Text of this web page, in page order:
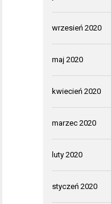
wrzesień 2020
maj 2020
kwiecień 2020
marzec 2020
luty 2020
styczeń 2020